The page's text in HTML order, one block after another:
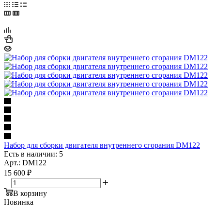
Набор для сборки двигателя внутреннего сгорания DM122
Есть в наличии: 5
Арт.: DM122
15 600 ₽
В корзину
Новинка